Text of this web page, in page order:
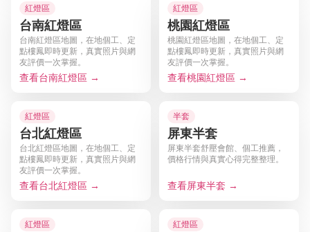
紅燈區
台南紅燈區
台南紅燈區地圖，在地個工、定
點樓鳳即時更新，真實照片與網
友評價一次掌握。
查看台南紅燈區 →
紅燈區
桃園紅燈區
桃園紅燈區地圖，在地個工、定
點樓鳳即時更新，真實照片與網
友評價一次掌握。
查看桃園紅燈區 →
紅燈區
台北紅燈區
台北紅燈區地圖，在地個工、定
點樓鳳即時更新，真實照片與網
友評價一次掌握。
查看台北紅燈區 →
半套
屏東半套
屏東半套舒壓會館、個工推薦，
價格行情與真實心得完整整理。
查看屏東半套 →
紅燈區 紅燈區